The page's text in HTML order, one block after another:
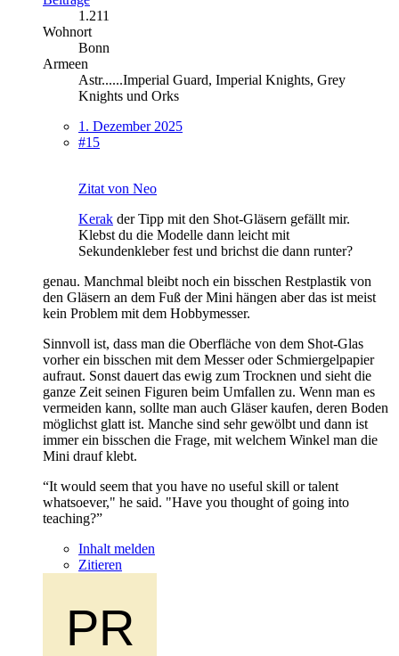
1.211
Wohnort
Bonn
Armeen
Astr......Imperial Guard, Imperial Knights, Grey
Knights und Orks
1. Dezember 2025
#15
Zitat von Neo
Kerak der Tipp mit den Shot-Gläsern gefällt mir.
Klebst du die Modelle dann leicht mit
Sekundenkleber fest und brichst die dann runter?
genau. Manchmal bleibt noch ein bisschen Restplastik von
den Gläsern an dem Fuß der Mini hängen aber das ist meist
kein Problem mit dem Hobbymesser.
Sinnvoll ist, dass man die Oberfläche von dem Shot-Glas
vorher ein bisschen mit dem Messer oder Schmiergelpapier
aufraut. Sonst dauert das ewig zum Trocknen und sieht die
ganze Zeit seinen Figuren beim Umfallen zu. Wenn man es
vermeiden kann, sollte man auch Gläser kaufen, deren Boden
möglichst glatt ist. Manche sind sehr gewölbt und dann ist
immer ein bisschen die Frage, mit welchem Winkel man die
Mini drauf klebt.
“It would seem that you have no useful skill or talent
whatsoever," he said. "Have you thought of going into
teaching?”
Inhalt melden
Zitieren